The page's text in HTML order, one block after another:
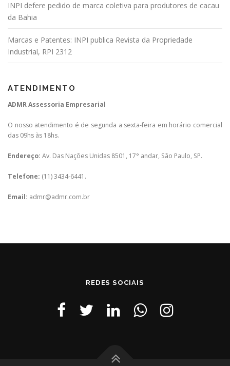
INPI defere pedido de marca coletiva para produtores de cacau
da Bahia
Marcas e Patentes: INPI publica Revista da Propriedade
Industrial, RPI 2312
ATENDIMENTO
ADMR Assessoria Empresarial
O nosso atendimento é de segunda a sexta-feira em horário comercial
das 09hs às 18hs.
Endereço: Av. Das Nações Unidas 8501, 17° andar, São Paulo, SP.
Telefone: (11) 3434-6441.
Email: admr@admr.com.br
REDES SOCIAIS